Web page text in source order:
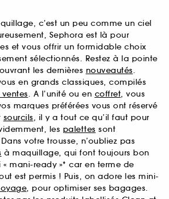
c’est un peu comme un ciel
Sephora est là pour
et vous offrir un formidable choix
sélectionnés. Restez à la pointe
les dernières nouveautés.
en grands classiques, compilés
. A l’unité ou en coffret, vous
marques préférées vous ont réservé
sourcils, il y a tout ce qu’il faut pour
les palettes sont
votre trousse, n’oubliez pas
à maquillage, qui font toujours bon
« mani-ready »* car en terme de
est permis ! Puis, on adore les mini-
, pour optimiser ses bagages.